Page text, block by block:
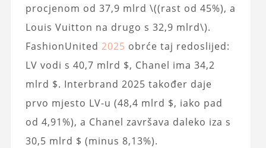
procjenom od 37,9 mlrd \((rast od 45%), a
Louis Vuitton na drugo s 32,9 mlrd\).
FashionUnited 2025 obrće taj redoslijed:
LV vodi s 40,7 mlrd $, Chanel ima 34,2
mlrd $. Interbrand 2025 također daje
prvo mjesto LV-u (48,4 mlrd $, iako pad
od 4,91%), a Chanel završava daleko iza s
30,5 mlrd $ (minus 8,13%).